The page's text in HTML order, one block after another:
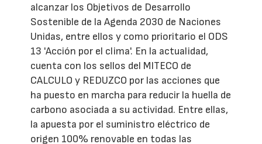
alcanzar los Objetivos de Desarrollo
Sostenible de la Agenda 2030 de Naciones
Unidas, entre ellos y como prioritario el ODS
13 'Acción por el clima'. En la actualidad,
cuenta con los sellos del MITECO de
CALCULO y REDUZCO por las acciones que
ha puesto en marcha para reducir la huella de
carbono asociada a su actividad. Entre ellas,
la apuesta por el suministro eléctrico de
origen 100% renovable en todas las